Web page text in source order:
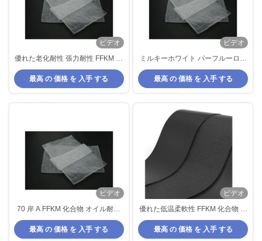
ビデオ
優れた老化耐性 張力耐性 FFKM 化
合物 12MPa 化学耐性 最高動作温
度
最高 の 価格 を 入手 する
ビデオ
ミルキーホワイト パーフルーロエ
ラストーマー FFKM 化合物 耐化学
性 優れた耐熱性
最高 の 価格 を 入手 する
ビデオ
70 岸 A FFKM 化合物 オイル耐性
優れた 極めて厳しい環境
最高 の 価格 を 入手 する
ビデオ
優れた低温柔軟性 FFKM 化合物 化
学油耐性
最高 の 価格 を 入手 する